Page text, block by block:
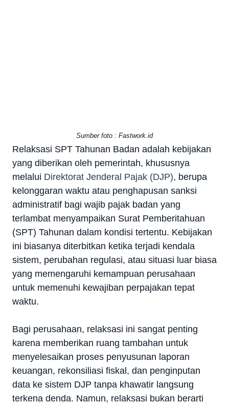
Sumber foto : Fastwork.id
Relaksasi SPT Tahunan Badan adalah kebijakan
yang diberikan oleh pemerintah, khususnya
melalui Direktorat Jenderal Pajak (DJP), berupa
kelonggaran waktu atau penghapusan sanksi
administratif bagi wajib pajak badan yang
terlambat menyampaikan Surat Pemberitahuan
(SPT) Tahunan dalam kondisi tertentu. Kebijakan
ini biasanya diterbitkan ketika terjadi kendala
sistem, perubahan regulasi, atau situasi luar biasa
yang memengaruhi kemampuan perusahaan
untuk memenuhi kewajiban perpajakan tepat
waktu.
Bagi perusahaan, relaksasi ini sangat penting
karena memberikan ruang tambahan untuk
menyelesaikan proses penyusunan laporan
keuangan, rekonsiliasi fiskal, dan penginputan
data ke sistem DJP tanpa khawatir langsung
terkena denda. Namun, relaksasi bukan berarti